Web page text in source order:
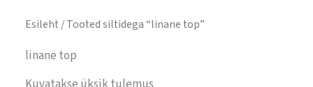
Esileht / Tooted siltidega “linane top”
linane top